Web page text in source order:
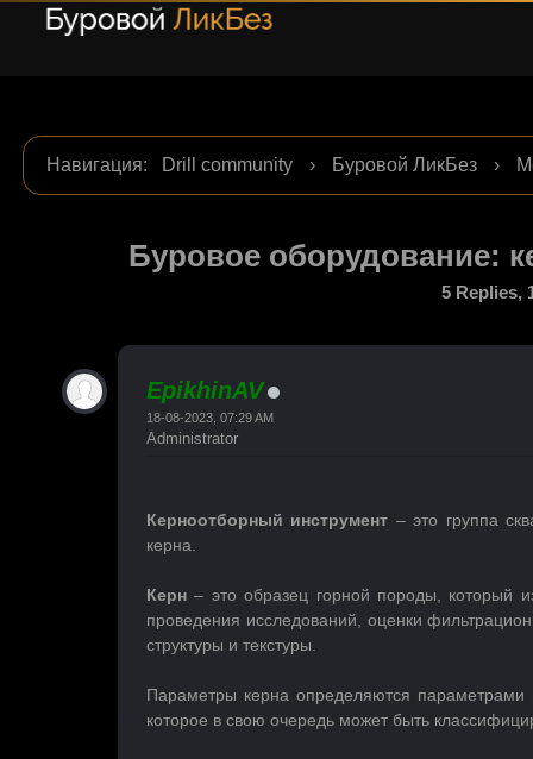
Навигация: Drill community › Буровой ЛикБез ›
Буровое оборудование:
5 Replies,
EpikhinAV
18-08-2023, 07:29 AM
Administrator
Керноотборный инструмент – это группа
керна.
Керн– это образец горной породы, который
проведения исследований, оценки
структуры и текстуры.
Параметры керна определяются параметрами
которое в свою очередь может быть